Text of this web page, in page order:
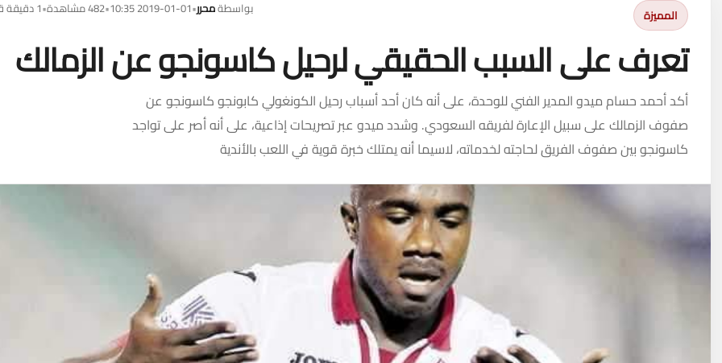
المميزة بواسطةمحرر•
2019-01-01 10:35
•482 مشاهدة •1 دقيقة قراءة
تعرف على السبب الحقيقي لرحيل كاسونجو عن الزمالك
أكد أحمد حسام ميدو المدير الفني للوحدة، على أنه كان أحد أسباب رحيل الكونغولي كابونجو كاسونجو عن
صفوف الزمالك على سبيل الإعارة لفريقه السعودي. وشدد ميدو عبر تصريحات إذاعية، على أنه أصر على تواجد
كاسونجو بين صفوف الفريق لحاجته لخدماته، لاسيما أنه يمتلك خبرة قوية في اللعب بالأندية